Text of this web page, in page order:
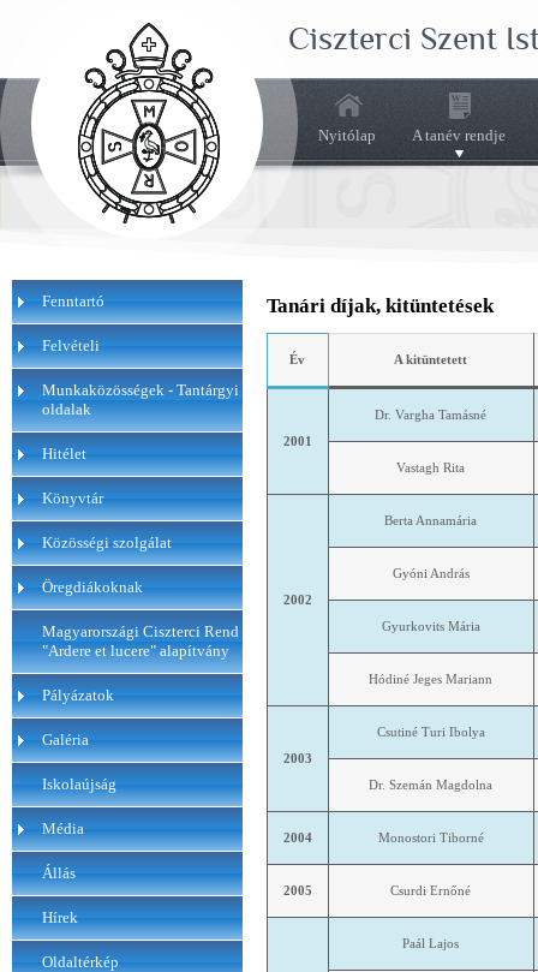
Ciszterci Szent
Nyitólap A tanév rendje
Fenntartó
Felvételi
Munkaközösségek - Tantárgyi
oldalak
Hitélet
Könyvtár
Közösségi szolgálat
Öregdiákoknak
Magyarországi Ciszterci Rend
"Ardere et lucere" alapítvány
Pályázatok
Galéria
Iskolaújság
Média
Állás
Hírek
Oldaltérkép
Tanári díjak, kitüntetések
Év A kitüntetett
2001
Dr. Vargha Tamásné
Vastagh Rita
2002
Berta Annamária
Gyóni András
Gyurkovits Mária
Hódiné Jeges Mariann
2003
Csutiné Turi Ibolya
Dr. Szemán Magdolna
2004 Monostori Tiborné
2005 Csurdi Ernőné
Paál Lajos